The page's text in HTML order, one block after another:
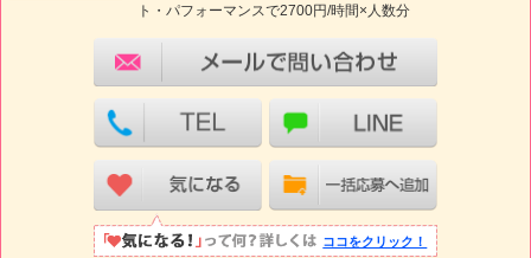
ト・パフォーマンスで2700円/時間×人数分
ココをクリック！